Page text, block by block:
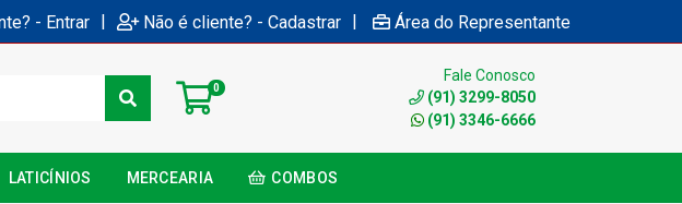
- Entrar | Não é cliente? - Cadastrar | Área do Representante
0
Fale Conosco
(91) 3299-8050
(91) 3346-6666
LATICÍNIOS MERCEARIA COMBOS